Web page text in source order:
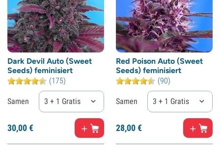
Dark Devil Auto (Sweet
Seeds) feminisiert
(175)
Samen 3 + 1 Gratis
30,00€
Red Poison Auto (Sweet
Seeds) feminisiert
(90)
Samen 3 + 1 Gratis
28,00€